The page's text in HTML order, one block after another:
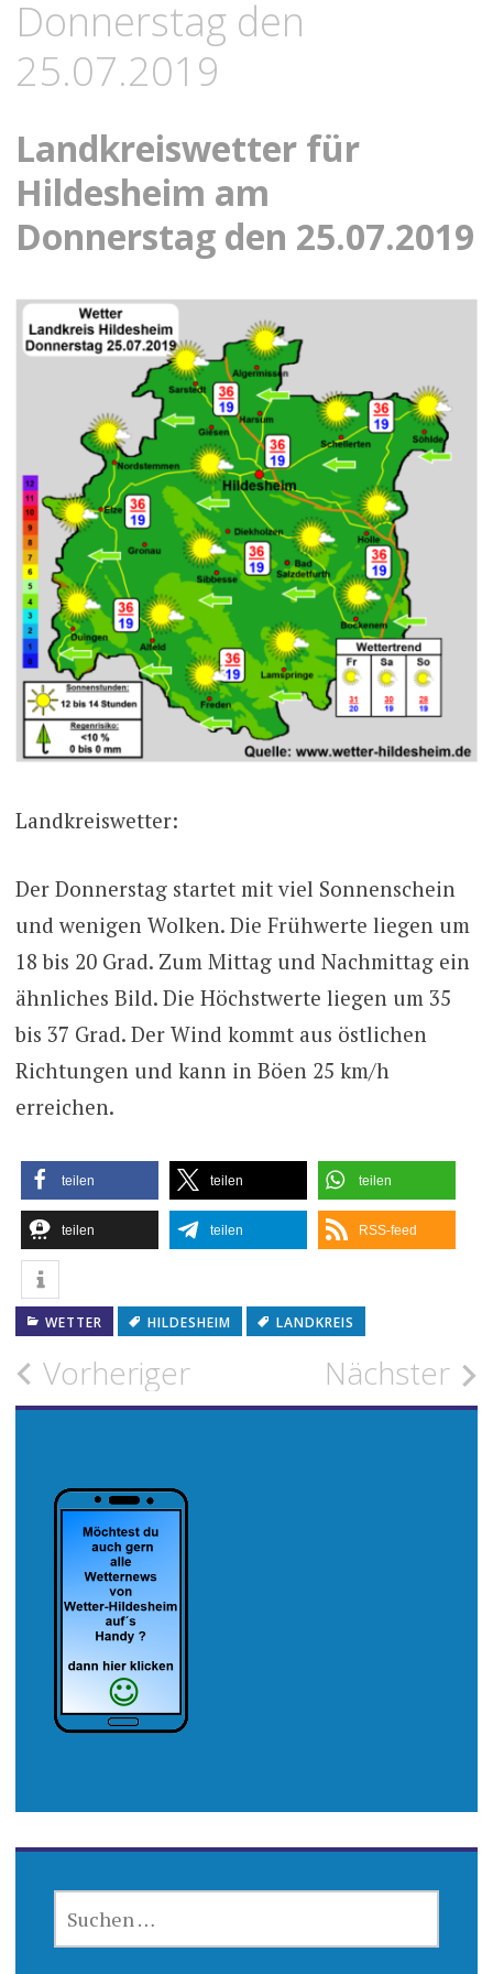
Donnerstag den
25.07.2019
Landkreiswetter für
Hildesheim am
Donnerstag den 25.07.2019
Landkreiswetter:
Der Donnerstag startet mit viel Sonnenschein
und wenigen Wolken. Die Frühwerte liegen um
18 bis 20 Grad. Zum Mittag und Nachmittag ein
ähnliches Bild. Die Höchstwerte liegen um 35
bis 37 Grad. Der Wind kommt aus östlichen
Richtungen und kann in Böen 25 km/h
erreichen.
teilen teilen teilen
teilen teilen RSS-feed
WETTER HILDESHEIM LANDKREIS
Beitragsnavigation
Vorheriger Nächster
NACH: